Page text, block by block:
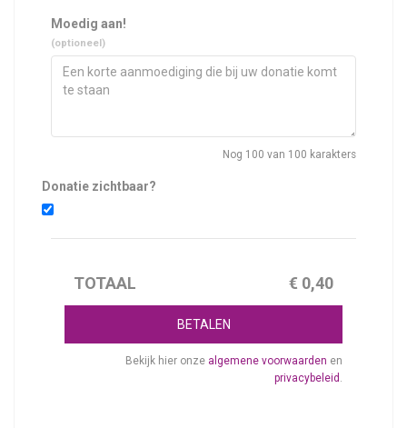
Moedig aan!
(optioneel)
Nog 100 van 100 karakters
Donatie zichtbaar?
TOTAAL € 0,40
BETALEN
Bekijk hier onze algemene voorwaarden en
privacybeleid .